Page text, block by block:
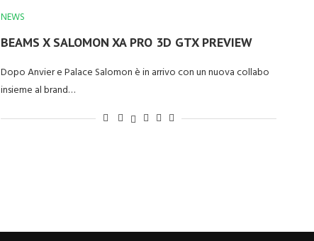
NEWS
BEAMS X SALOMON XA PRO 3D GTX PREVIEW
Dopo Anvier e Palace Salomon è in arrivo con un nuova collabo
insieme al brand…